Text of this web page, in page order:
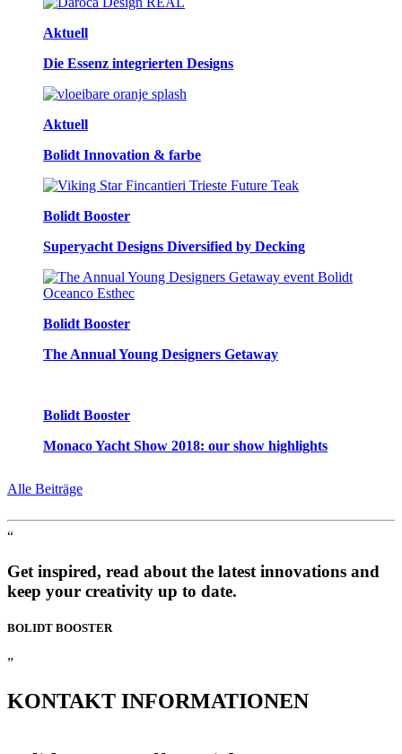
Aktuell
Die Essenz integrierten Designs
Aktuell
Bolidt Innovation & farbe
Bolidt Booster
Superyacht Designs Diversified by Decking
Bolidt Booster
The Annual Young Designers Getaway
Bolidt Booster
Monaco Yacht Show 2018: our show highlights
Alle Beiträge
“
Get inspired, read about the latest innovations and
keep your creativity up to date.
BOLIDT BOOSTER
”
KONTAKT INFORMATIONEN